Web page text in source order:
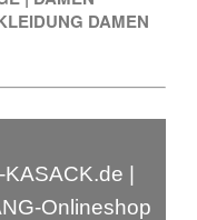
DAMEN
|
Onlineshop